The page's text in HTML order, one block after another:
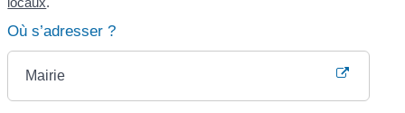
Où s’adresser ?
Mairie